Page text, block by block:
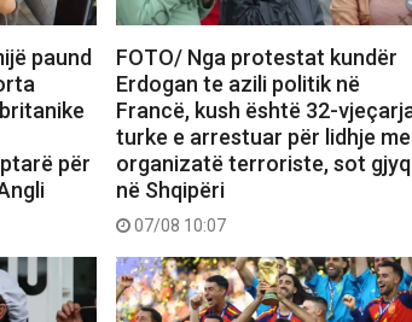
paund
për
FOTO/ Nga protestat kundër
Erdogan te azili politik në
Francë, kush është 32-
turke e arrestuar për lidhje me
organizatë terroriste, sot gjyq
në Shqipëri
07/08 10:07